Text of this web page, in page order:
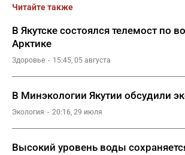
Читайте также
В Якутске состоялся телемост по
Арктике
Здоровье 15:45, 05 августа
В Минэкологии Якутии обсудили
Экология 20:16, 29 июля
Высокий уровень воды